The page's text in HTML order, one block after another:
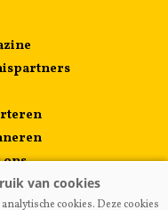
ons
cookies. Deze cookies